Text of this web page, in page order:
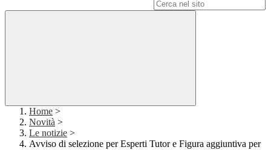
Home >
Novità >
Le notizie >
Avviso di selezione per Esperti Tutor e Figura aggiuntiva per